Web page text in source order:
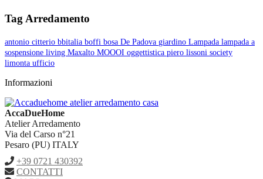
Tag Arredamento
antonio citterio bbitalia boffi bosa De Padova giardino Lampada lampada a
sospensione living Maxalto MOOOI oggettistica piero lissoni society
limonta ufficio
Informazioni
AccaDueHome
Atelier Arredamento
Via del Carso n°21
Pesaro (PU) ITALY
+39 0721 430392
CONTATTI